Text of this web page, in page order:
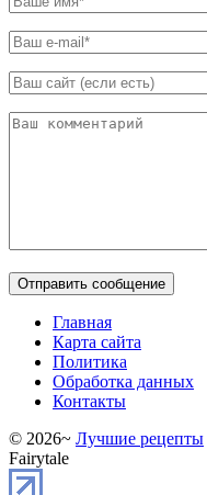
Главная
Карта сайта
Политика
Обработка данных
Контакты
© 2026~ Лучшие рецепты
Fairytale